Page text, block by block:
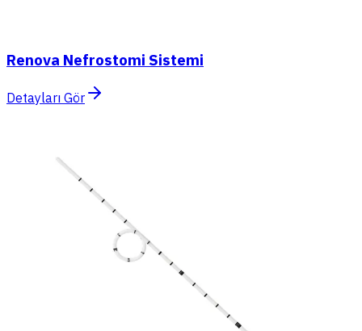
Renova Nefrostomi Sistemi
Detayları Gör